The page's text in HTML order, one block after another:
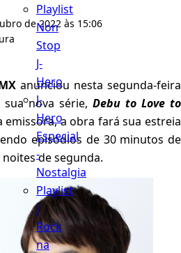
Playlist
Non
Stop
J-
Hero
J-
Hero
Especial
-
Nostalgia
Playlist
J
Rock
na
de 2022 às 15:06
anunciou nesta segunda-feira
nova série, Debu to Love to
emissora, a obra fará sua estreia
episódios de 30 minutos de
de segunda.